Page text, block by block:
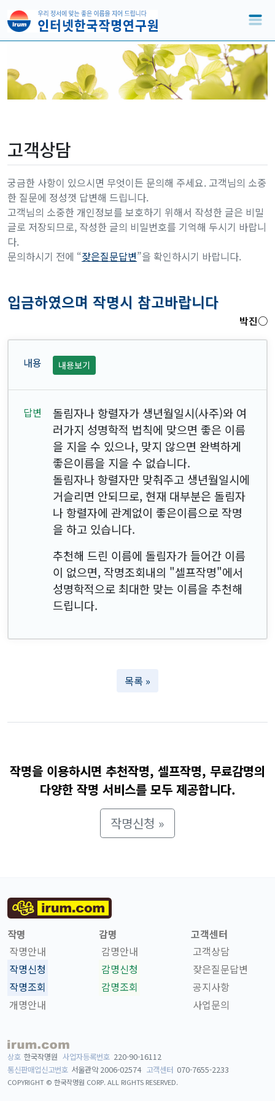
고객상담
궁금한 사항이 있으시면 무엇이든 문의해 주세요. 고객님의 소중
한 질문에 정성껏 답변해 드립니다.
고객님의 소중한 개인정보를 보호하기 위해서 작성한 글은 비밀
글로 저장되므로, 작성한 글의 비밀번호를 기억해 두시기 바랍니
다.
문의하시기 전에 “잦은질문답변”을 확인하시기 바랍니다.
입금하였으며 작명시 참고바랍니다
박진○
내용보기
돌림자나 항렬자가 생년월일시(사주)와 여
러가지 성명학적 법칙에 맞으면 좋은 이름
을 지을 수 있으나, 맞지 않으면 완벽하게
좋은이름을 지을 수 없습니다.
돌림자나 항렬자만 맞춰주고 생년월일시에
거슬리면 안되므로, 현재 대부분은 돌림자
나 항렬자에 관계없이 좋은이름으로 작명
을 하고 있습니다.
추천해 드린 이름에 돌림자가 들어간 이름
이 없으면, 작명조회내의 "셀프작명"에서
성명학적으로 최대한 맞는 이름을 추천해
드립니다.
목록 »
작명을 이용하시면 추천작명, 셀프작명, 무료감명의
다양한 작명 서비스를 모두 제공합니다.
작명신청 »
작명
작명안내
작명신청
작명조회
개명안내
감명
감명안내
감명신청
감명조회
고객센터
고객상담
잦은질문답변
공지사항
사업문의
상호 한국작명원 사업자등록번호 220-90-16112
통신판매업신고번호 서울관악 2006-02574 고객센터 070-7655-2233
COPYRIGHT © 한국작명원 CORP. ALL RIGHTS RESERVED.